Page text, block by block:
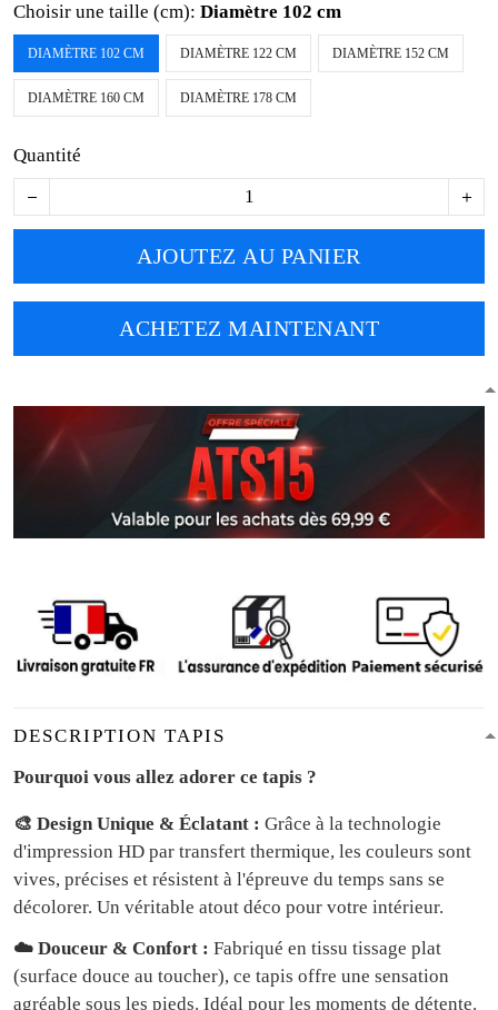
Choisir une taille (cm): Diamètre 102 cm
DIAMÈTRE 102 CM DIAMÈTRE 122 CM DIAMÈTRE 152 CM
DIAMÈTRE 160 CM DIAMÈTRE 178 CM
Quantité
AJOUTEZ AU PANIER
ACHETEZ MAINTENANT
DESCRIPTION TAPIS
Pourquoi vous allez adorer ce tapis ?
🎨 Design Unique & Éclatant : Grâce à la technologie
d'impression HD par transfert thermique, les couleurs sont
vives, précises et résistent à l'épreuve du temps sans se
décolorer. Un véritable atout déco pour votre intérieur.
☁️ Douceur & Confort : Fabriqué en tissu tissage plat
(surface douce au toucher), ce tapis offre une sensation
agréable sous les pieds. Idéal pour les moments de détente.